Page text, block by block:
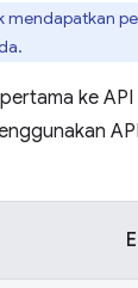
mendapatkan
ke